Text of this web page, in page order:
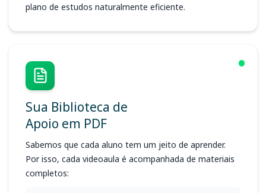
plano de estudos naturalmente eficiente.
Sua Biblioteca de
Apoio em PDF
Sabemos que cada aluno tem um jeito de aprender.
Por isso, cada videoaula é acompanhada de materiais
completos: